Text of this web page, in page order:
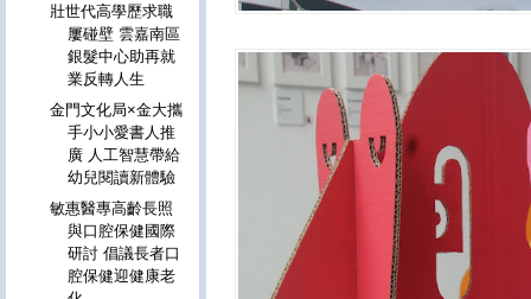
壯世代高學歷求職
屢碰壁 雲嘉南區
銀髮中心助再就
業反轉人生
金門文化局×金大攜
手小小愛書人推
廣 人工智慧帶給
幼兒閱讀新體驗
敏惠醫專高齡長照
與口腔保健國際
研討 倡議長者口
腔保健迎健康老